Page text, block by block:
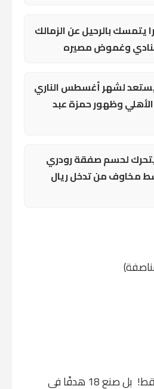
يتمسك بالرحيل عن الزمالك
وغموض مصيره
لشهر أغسطس الناري
وظهور حمزة عبد
لحسم صفقة رودري
مخاوف من تدخل ريال
ما اكتفى بالتسجيل فقط! بل صنع 18 هدفًا في